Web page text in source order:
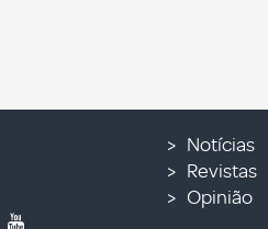
Notícias
Revistas
Opinião